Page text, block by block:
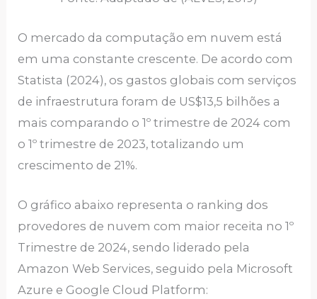
O mercado da computação em nuvem está
em uma constante crescente. De acordo com
Statista (2024), os gastos globais com serviços
de infraestrutura foram de US$13,5 bilhões a
mais comparando o 1º trimestre de 2024 com
o 1º trimestre de 2023, totalizando um
crescimento de 21%.
O gráfico abaixo representa o ranking dos
provedores de nuvem com maior receita no 1º
Trimestre de 2024, sendo liderado pela
Amazon Web Services, seguido pela Microsoft
Azure e Google Cloud Platform: